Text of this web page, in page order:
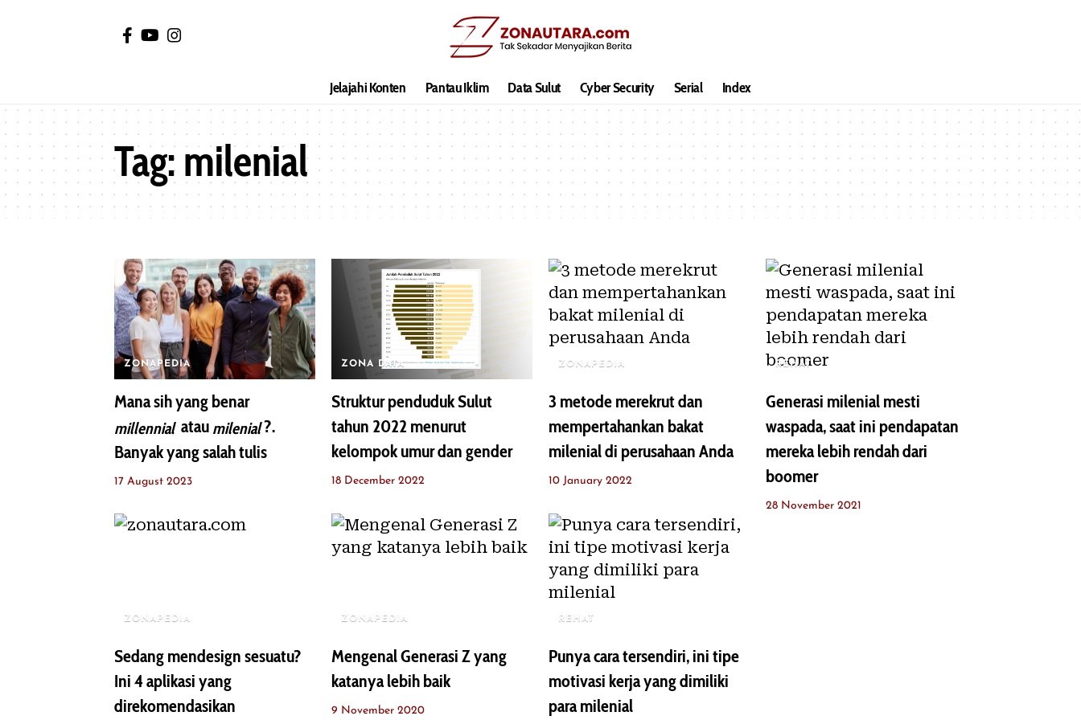
Jelajahi Konten Pantau Iklim Data Sulut Cyber Security Serial Index
Tag:milenial
ZONAPEDIA
Mana sih yang benar
millennial atau milenial?.
Banyak yang salah tulis
17 August 2023
ZONA DATA
Struktur penduduk Sulut
tahun 2022 menurut
kelompok umur dan gender
18 December 2022
ZONAPEDIA
3 metode merekrut dan
mempertahankan bakat
milenial di perusahaan Anda
10 January 2022
REHAT
Generasi milenial mesti
waspada, saat ini pendapatan
mereka lebih rendah dari
boomer
28 November 2021
ZONAPEDIA
Sedang mendesign sesuatu?
Ini 4 aplikasi yang
direkomendasikan
ZONAPEDIA
Mengenal Generasi Z yang
katanya lebih baik
9 November 2020
REHAT
Punya cara tersendiri, ini tipe
motivasi kerja yang dimiliki
para milenial